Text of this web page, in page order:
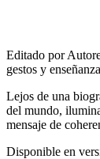
Editado por
gestos y
Lejos de una
del mundo,
mensaje de
Disponible en